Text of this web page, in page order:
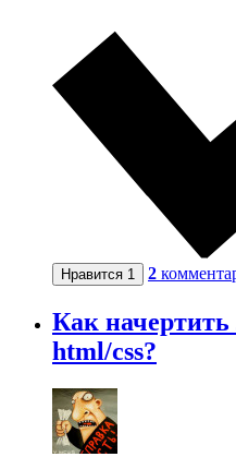
Нравится 1 2
Как
html/css?